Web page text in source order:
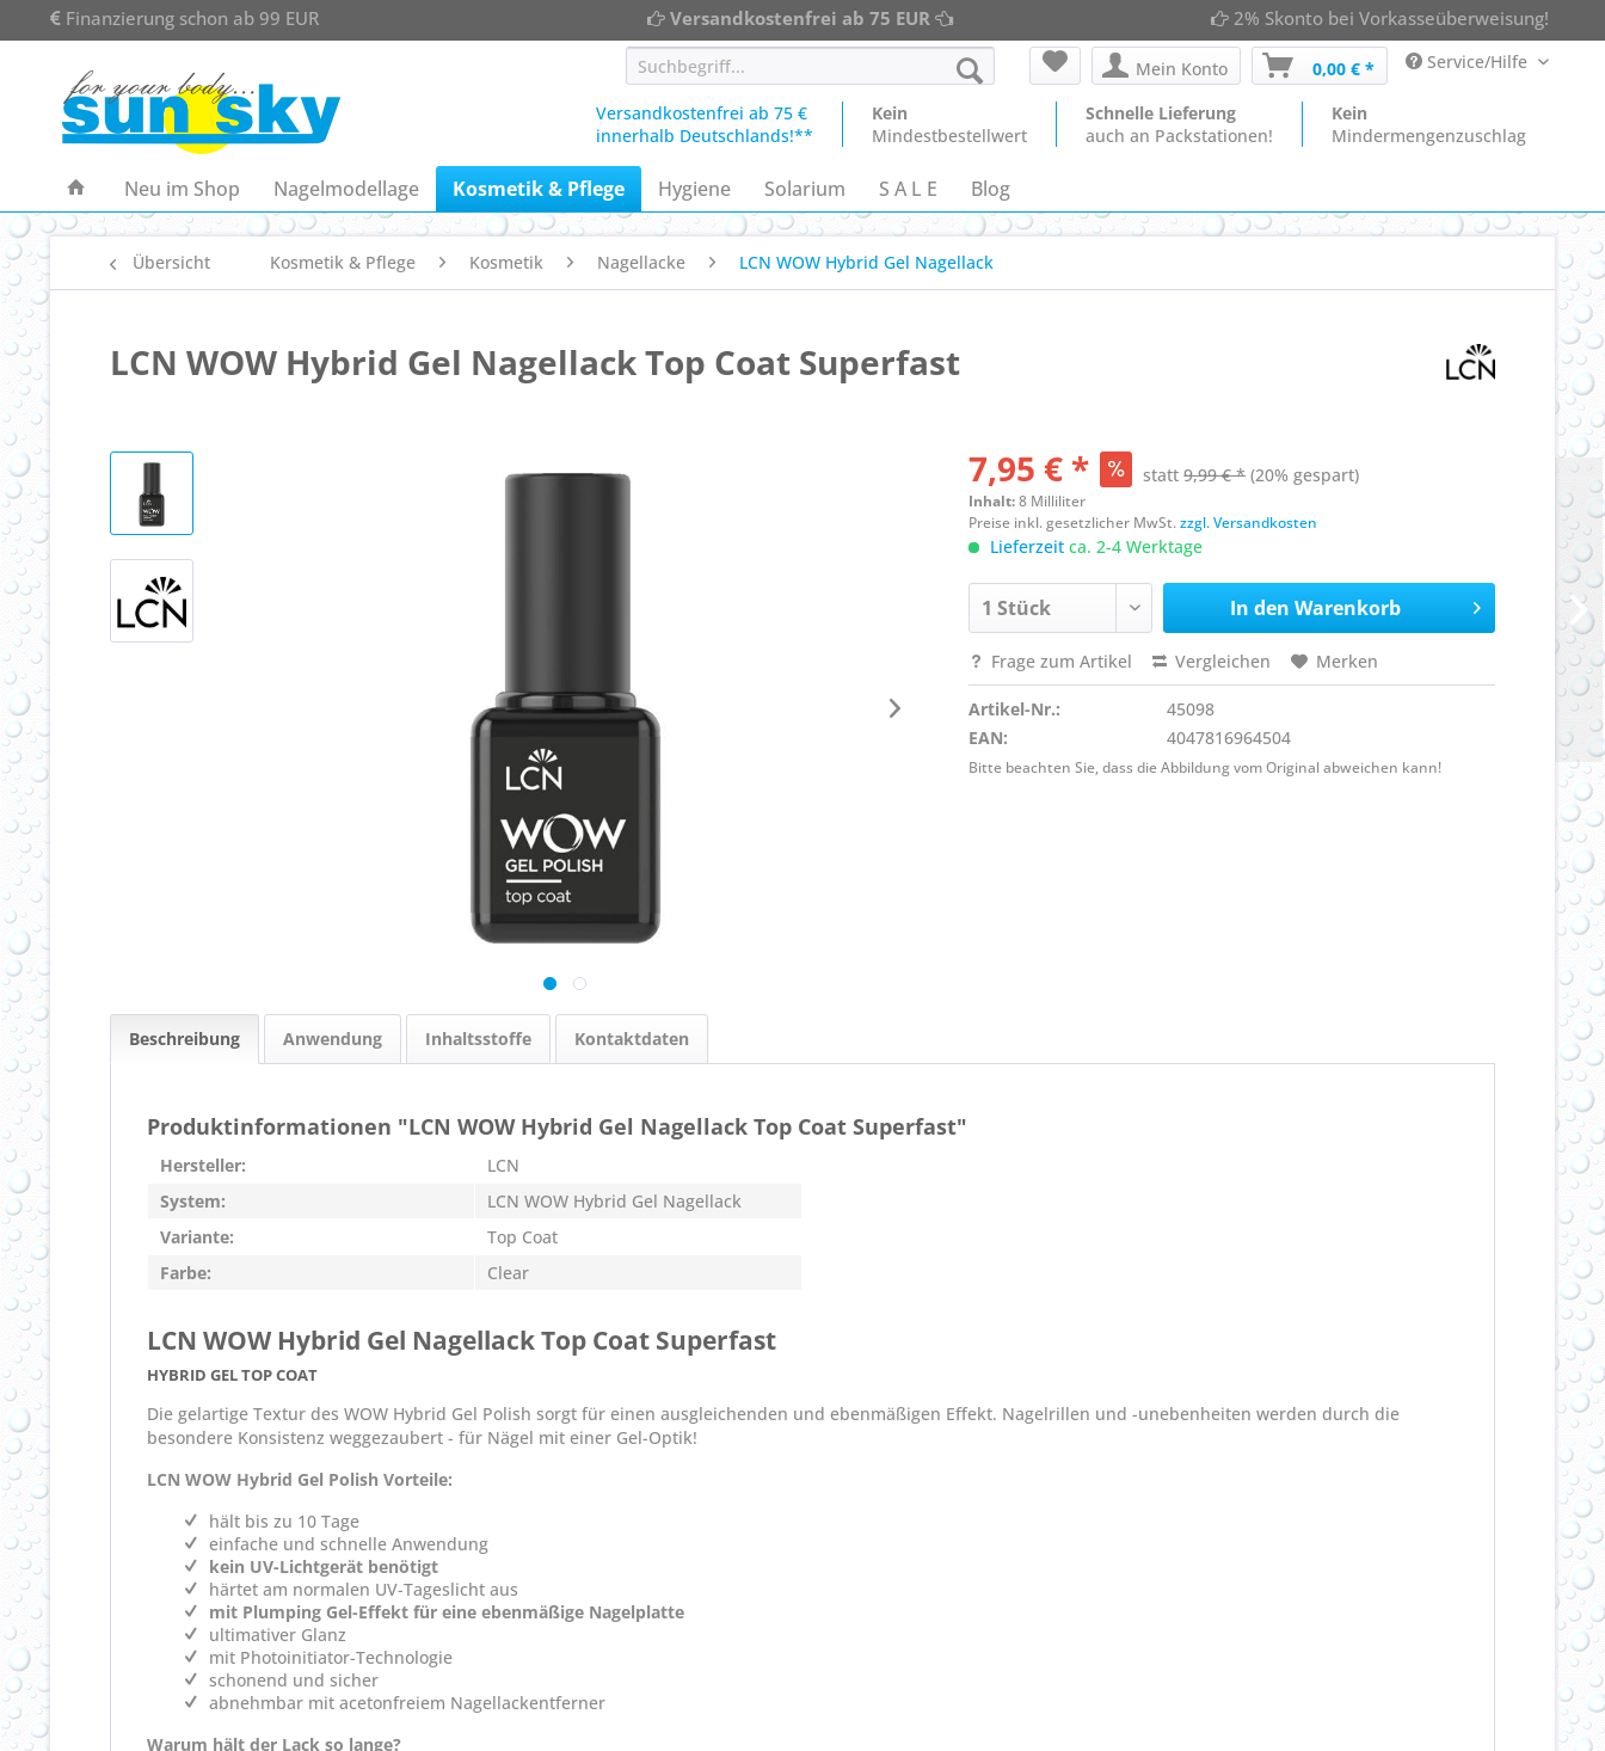
Finanzierung schon ab 99 EUR Versandkostenfrei ab 75 EUR 2% Skonto bei Vorkasseüberweisung!
Mein Konto 0,00 € * Service/Hilfe
Versandkostenfrei ab 75 €
innerhalb Deutschlands!**
Kein
Mindestbestellwert
Schnelle Lieferung
auch an Packstationen!
Kein
Mindermengenzuschlag
Neu im Shop Nagelmodellage Kosmetik & Pflege Hygiene Solarium S A L E Blog
Übersicht Kosmetik & Pflege Kosmetik Nagellacke LCN WOW Hybrid Gel Nagellack
LCN WOW Hybrid Gel Nagellack Top Coat Superfast
7,95 € * statt9,99 € * (20% gespart)
Inhalt:8 Milliliter
Preise inkl. gesetzlicher MwSt.zzgl. Versandkosten
Lieferzeit ca. 2-4 Werktage
In den Warenkorb
Frage zum Artikel Vergleichen Merken
Artikel-Nr.:
45098
EAN:
4047816964504
Bitte beachten Sie, dass die Abbildung vom Original abweichen kann!
Beschreibung Anwendung Inhaltsstoffe Kontaktdaten
Produktinformationen "LCN WOW Hybrid Gel Nagellack Top Coat Superfast"
Hersteller:
LCN
System:
LCN WOW Hybrid Gel Nagellack
Variante:
Top Coat
Farbe:
Clear
LCN WOW Hybrid Gel Nagellack Top Coat Superfast
HYBRID GEL TOP COAT
Die gelartige Textur des WOW Hybrid Gel Polish sorgt für einen ausgleichenden und ebenmäßigen Effekt. Nagelrillen und -unebenheiten werden durch die
besondere Konsistenz weggezaubert - für Nägel mit einer Gel-Optik!
LCN WOW Hybrid Gel Polish Vorteile:
hält bis zu 10 Tage
einfache und schnelle Anwendung
kein UV-Lichtgerät benötigt
härtet am normalen UV-Tageslicht aus
mit Plumping Gel-Effekt für eine ebenmäßige Nagelplatte
ultimativer Glanz
mit Photoinitiator-Technologie
schonend und sicher
abnehmbar mit acetonfreiem Nagellackentferner
Warum hält der Lack so lange?